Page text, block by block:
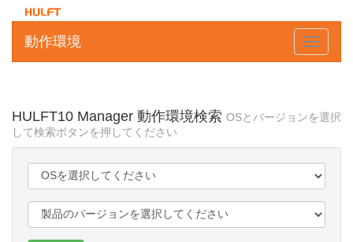
Toggle
動作環境
HULFT10 Manager 動作環境検索 OSとバージョンを選択
して検索ボタンを押してください